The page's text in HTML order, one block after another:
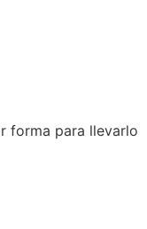
forma para llevarlo